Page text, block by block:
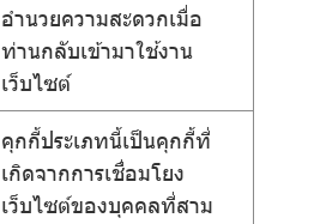
อำนวยความสะดวกเมื่อ
ท่านกลับเข้ามาใช้งาน
เว็บไซต์
คุกกี้ประเภทนี้เป็นคุกกี้ที่
เกิดจากการเชื่อมโยง
เว็บไซต์ของบุคคลที่สาม